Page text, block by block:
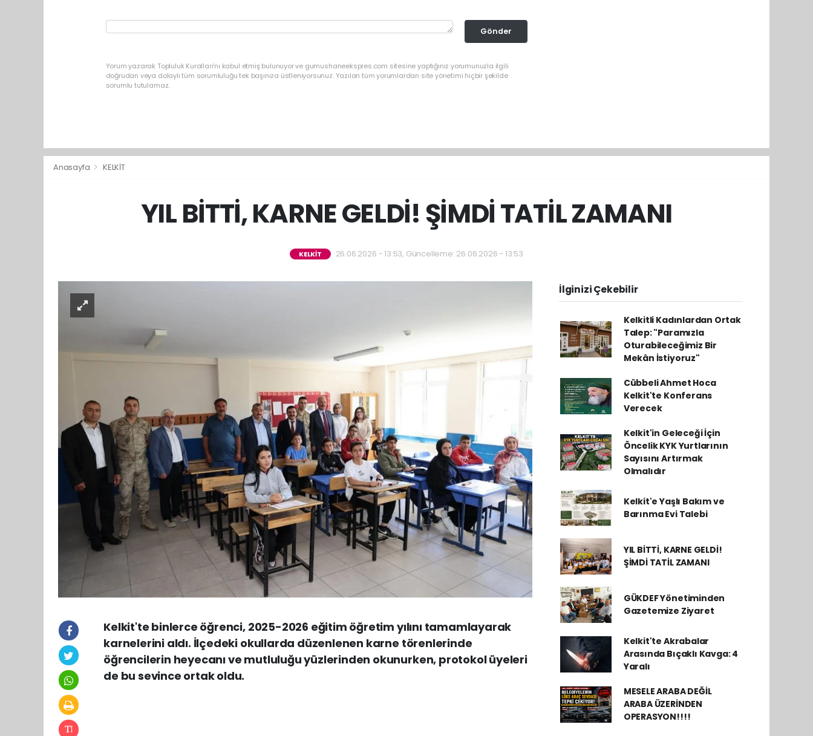
Gönder
Yorum yazarak Topluluk Kuralları’nı kabul etmiş bulunuyor ve gumushaneekspres.com sitesine yaptığınız yorumunuzla ilgili
doğrudan veya dolaylı tüm sorumluluğu tek başınıza üstleniyorsunuz. Yazılan tüm yorumlardan site yönetimi hiçbir şekilde
sorumlu tutulamaz.
Anasayfa KELKİT
YIL BİTTİ, KARNE GELDİ! ŞİMDİ TATİL ZAMANI
KELKİT 26.06.2026 - 13:53, Güncelleme: 26.06.2026 - 13:53
Kelkit'te binlerce öğrenci, 2025-2026 eğitim öğretim yılını tamamlayarak
karnelerini aldı. İlçedeki okullarda düzenlenen karne törenlerinde
öğrencilerin heyecanı ve mutluluğu yüzlerinden okunurken, protokol üyeleri
de bu sevince ortak oldu.
İlginizi Çekebilir
Kelkitli Kadınlardan Ortak
Talep: "Paramızla
Oturabileceğimiz Bir
Mekân İstiyoruz"
Cübbeli Ahmet Hoca
Kelkit'te Konferans
Verecek
Kelkit'in Geleceği İçin
Öncelik KYK Yurtlarının
Sayısını Artırmak
Olmalıdır
Kelkit'e Yaşlı Bakım ve
Barınma Evi Talebi
YIL BİTTİ, KARNE GELDİ!
ŞİMDİ TATİL ZAMANI
GÜKDEF Yönetiminden
Gazetemize Ziyaret
Kelkit'te Akrabalar
Arasında Bıçaklı Kavga: 4
Yaralı
MESELE ARABA DEĞİL
ARABA ÜZERİNDEN
OPERASYON!!!!